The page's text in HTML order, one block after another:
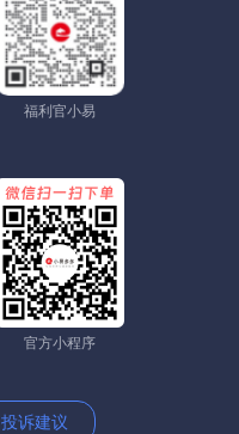
福利官小易
官方小程序
投诉建议